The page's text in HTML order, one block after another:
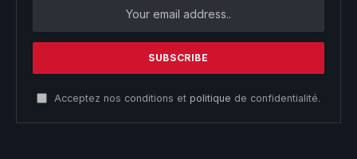
Acceptez nos conditions et politique de confidentialité.